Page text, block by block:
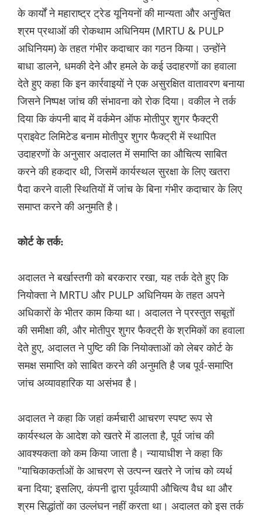
के कार्यों ने महाराष्ट्र ट्रेड यूनियनों की मान्यता और अनुचित
श्रम प्रथाओं की रोकथाम अधिनियम (MRTU & PULP
अधिनियम) के तहत गंभीर कदाचार का गठन किया। उन्होंने
बाधा डालने, धमकी देने और हमले के कई उदाहरणों का हवाला
देते हुए कहा कि इन कार्रवाइयों ने एक असुरक्षित वातावरण बनाया
जिसने निष्पक्ष जांच की संभावना को रोक दिया। वकील ने तर्क
दिया कि कंपनी बाद में वर्कमेन ऑफ मोतीपुर शुगर फैक्ट्री
प्राइवेट लिमिटेड बनाम मोतीपुर शुगर फैक्ट्री में स्थापित
उदाहरणों के अनुसार अदालत में समाप्ति का औचित्य साबित
करने की हकदार थी, जिसमें कार्यस्थल सुरक्षा के लिए खतरा
पैदा करने वाली स्थितियों में जांच के बिना गंभीर कदाचार के लिए
समाप्त करने की अनुमति है।
कोर्ट के तर्क:
अदालत ने बर्खास्तगी को बरकरार रखा, यह तर्क देते हुए कि
नियोक्ता ने MRTU और PULP अधिनियम के तहत अपने
अधिकारों के भीतर काम किया था। अदालत ने प्रस्तुत सबूतों
की समीक्षा की, और मोतीपुर शुगर फैक्ट्री के श्रमिकों का हवाला
देते हुए, अदालत ने पुष्टि की कि नियोक्ताओं को लेबर कोर्ट के
समक्ष समाप्ति को साबित करने की अनुमति है जब पूर्व-समाप्ति
जांच अव्यावहारिक या असंभव है।
अदालत ने कहा कि जहां कर्मचारी आचरण स्पष्ट रूप से
कार्यस्थल के आदेश को खतरे में डालता है, पूर्व जांच की
आवश्यकता को कम किया जाता है। न्यायाधीश ने कहा कि
"याचिकाकर्ताओं के आचरण से उत्पन्न खतरे ने जांच को व्यर्थ
बना दिया; इसलिए, कंपनी द्वारा पूर्वव्यापी औचित्य वैध था और
श्रम सिद्धांतों का उल्लंघन नहीं करता था। अदालत को इस तर्क